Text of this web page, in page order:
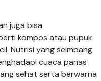
juga bisa
kompos atau pupuk
Nutrisi yang seimbang
cuaca panas
sehat serta berwarna